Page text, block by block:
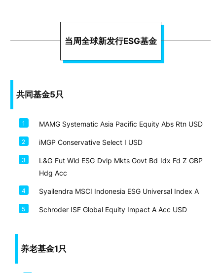
当周全球新发行ESG基金
共同基金5只
1 MAMG Systematic Asia Pacific Equity Abs Rtn USD
2 iMGP Conservative Select I USD
3
L&G Fut Wld ESG Dvlp Mkts Govt Bd Idx Fd Z GBP
Hdg Acc
4 Syailendra MSCI Indonesia ESG Universal Index A
5 Schroder ISF Global Equity Impact A Acc USD
养老基金1只